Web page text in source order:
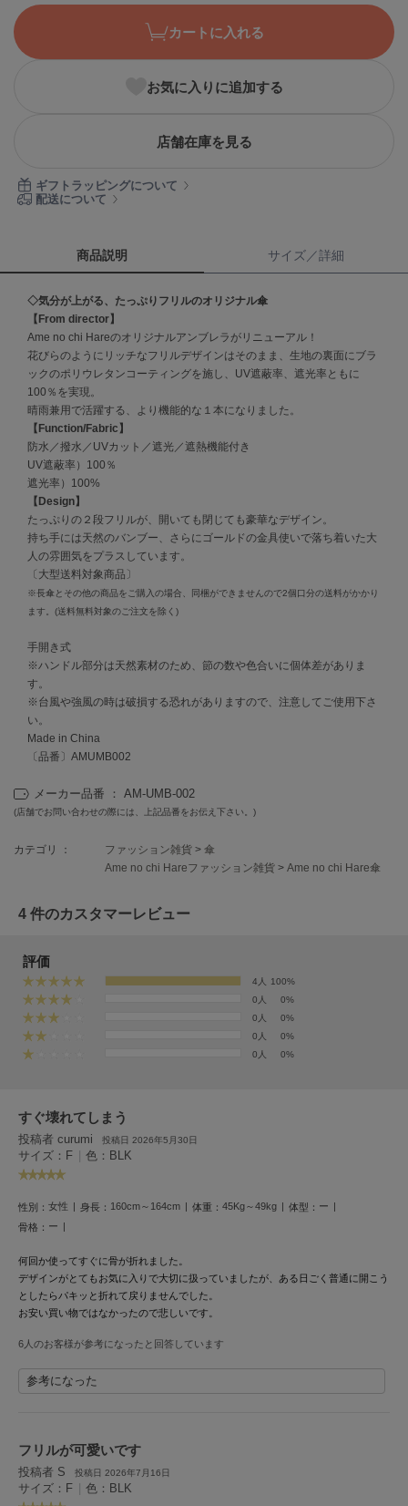
BANDOLIER
バンドリヤー
célon
セロン
Clarks Premium
クラークス
CODE A
コードエー
COLE HAAN
コール ハーン
CONVERSE
コンバース
DANSKIN
EIMY ISTOIRE
エイミー イストワール
emmi
エミ
emmi atelier
エミ アトリエ
emmi yoga
エトレトウキョウ
ey
アイ
FILA
フィラ
FURFUR
ファーファー
gelato pique
ジェラート ピケ
GELATO PIQUE CAT&DOG
ジェラート ピケ キャットアンドドッグ
ジェラート ピケ スリープ
GRAMICCI
グラミチ
Henon.
へノン
カートに入れる
お気に入りに追加する
店舗在庫を見る
ギフトラッピングについて
配送について
商品説明 サイズ／詳細
◇気分が上がる、たっぷりフリルのオリジナル傘
【From director】
Ame no chi Hareのオリジナルアンブレラがリニューアル！
花びらのようにリッチなフリルデザインはそのまま、生地の裏面にブラ
ックのポリウレタンコーティングを施し、UV遮蔽率、遮光率ともに
100％を実現。
晴雨兼用で活躍する、より機能的な１本になりました。
【Function/Fabric】
防水／撥水／UVカット／遮光／遮熱機能付き
UV遮蔽率）100％
遮光率）100%
【Design】
たっぷりの２段フリルが、開いても閉じても豪華なデザイン。
持ち手には天然のバンブー、さらにゴールドの金具使いで落ち着いた大
人の雰囲気をプラスしています。
〔大型送料対象商品〕
※長傘とその他の商品をご購入の場合、同梱ができませんので2個口分の送料がかかり
ます。(送料無料対象のご注文を除く)
手開き式
※ハンドル部分は天然素材のため、節の数や色合いに個体差がありま
す。
※台風や強風の時は破損する恐れがありますので、注意してご使用下さ
い。
Made in China
〔品番〕AMUMB002
メーカー品番 ： AM-UMB-002
(店舗でお問い合わせの際には、上記品番をお伝え下さい。)
カテゴリ ： ファッション雑貨 > 傘
Ame no chi Hareファッション雑貨 > Ame no chi Hare傘
4 件のカスタマーレビュー
評価
4人
100%
0人
0%
0人
0%
0人
0%
0人
0%
すぐ壊れてしまう
投稿者 curumi 投稿日 2026年5月30日
サイズ：F | 色：BLK
性別： 女性 身長： 160cm～164cm 体重： 45Kg～49kg 体型： ー
骨格： ー
何回か使ってすぐに骨が折れました。
デザインがとてもお気に入りで大切に扱っていましたが、ある日ごく普通に開こう
としたらパキッと折れて戻りませんでした。
お安い買い物ではなかったので悲しいです。
6人のお客様が参考になったと回答しています
参考になった
フリルが可愛いです
投稿者 S 投稿日 2026年7月16日
サイズ：F 色：BLK